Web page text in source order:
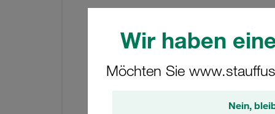
Wir haben
Möchten Sie
Nein,